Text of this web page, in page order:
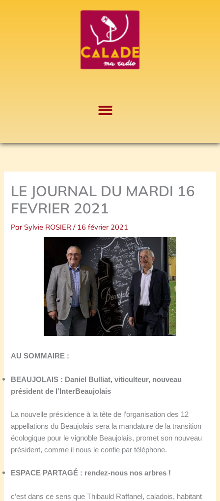
LE JOURNAL DU MARDI 16
FEVRIER 2021
ParSylvie ROSIER/ 16 février 2021
AU SOMMAIRE :
BEAUJOLAIS : Daniel Bulliat, viticulteur, nouveau
président de l’InterBeaujolais
La nouvelle présidence à la tête de l’organisation des 12
appellations du Beaujolais sera la mandature de la transition
écologique pour le vignoble Beaujolais, promet son nouveau
président, comme il nous le confie par téléphone.
ESPACE PARTAG É : rendez-nous nos arbres !
c’est dans ce sens que Thibauld Raffanel, caladois, habitant